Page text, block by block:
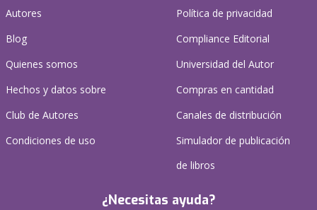
Autores
Blog
Quienes somos
Hechos y datos sobre
Club de Autores
Condiciones de uso
Política de privacidad
Compliance Editorial
Universidad del Autor
Compras en cantidad
Canales de distribución
Simulador de publicación
de libros
¿Necesitas ayuda?